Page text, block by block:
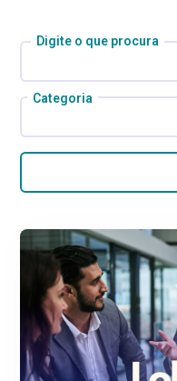
Digite o que procura
Categoria